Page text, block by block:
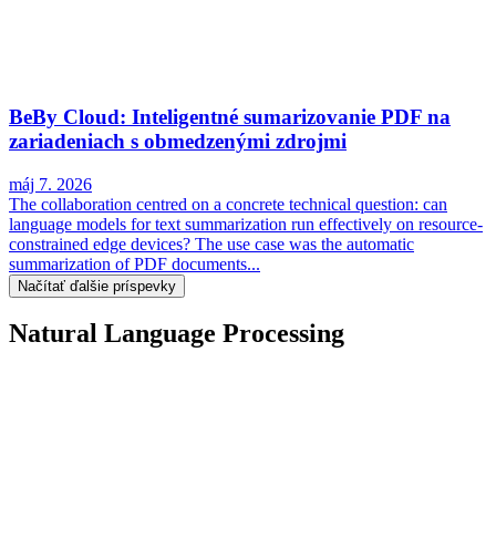
BeBy Cloud: Inteligentné sumarizovanie PDF na
zariadeniach s obmedzenými zdrojmi
máj 7. 2026
The collaboration centred on a concrete technical question: can
language models for text summarization run effectively on resource-
constrained edge devices? The use case was the automatic
summarization of PDF documents...
Načítať ďalšie príspevky
Natural Language Processing